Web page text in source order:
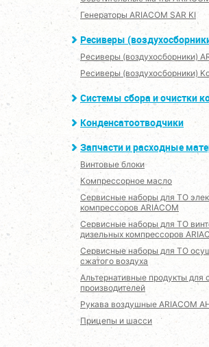
Генераторы ARIACOM SAR KI
Ресиверы
Ресиверы (воздухосборники)
Ресиверы (воздухосборники)
Системы сбора и очистки
Конденсатоотводчики
Запчасти и расходные
Винтовые блоки
Компрессорное масло
Сервисные наборы для ТО
компрессоров ARIACOM
Сервисные наборы для ТО
дизельных компрессоров
Сервисные наборы для ТО
сжатого воздуха
Альтернативные продукты для
производителей
Рукава воздушные ARIACOM
Прицепы и шасси